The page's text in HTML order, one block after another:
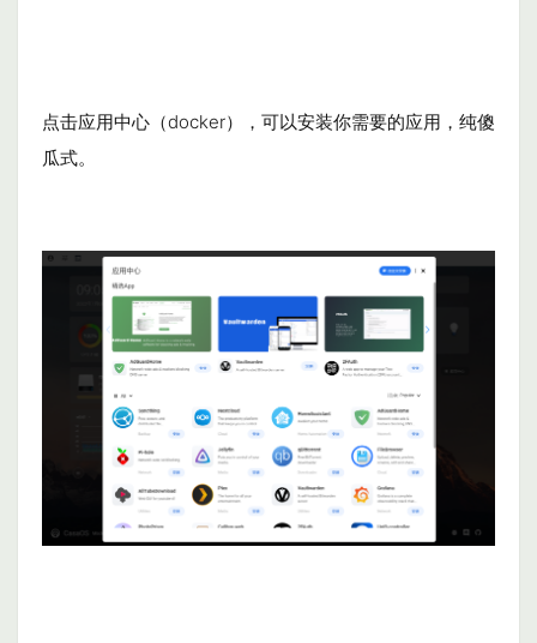
点击应用中心（docker），可以安装你需要的应用，纯傻
瓜式。